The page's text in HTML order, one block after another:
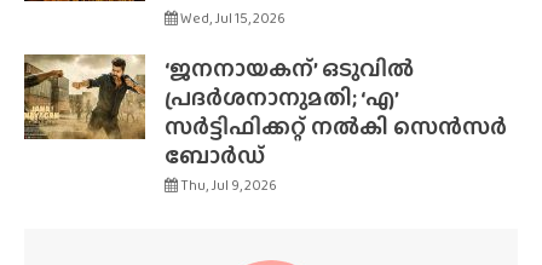
Wed, Jul 15, 2026
‘ജനനായകന്’ ഒടുവിൽ
പ്രദർശനാനുമതി; ‘എ’
സർട്ടിഫിക്കറ്റ് നൽകി സെൻസർ
ബോർഡ്
Thu, Jul 9, 2026